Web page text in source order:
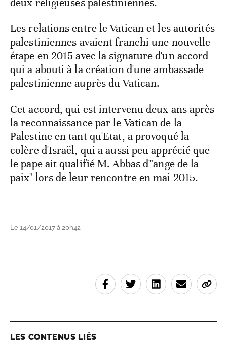
Les relations entre le Vatican et les autorités
palestiniennes avaient franchi une nouvelle
étape en 2015 avec la signature d'un accord
qui a abouti à la création d'une ambassade
palestinienne auprès du Vatican.
Cet accord, qui est intervenu deux ans après
la reconnaissance par le Vatican de la
Palestine en tant qu'Etat, a provoqué la
colère d'Israël, qui a aussi peu apprécié que
le pape ait qualifié M. Abbas d'"ange de la
paix" lors de leur rencontre en mai 2015.
Le 14/01/2017 à 20h42
LES CONTENUS LIÉS